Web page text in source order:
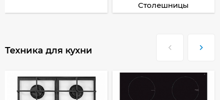
Столешницы
Техника для кухни